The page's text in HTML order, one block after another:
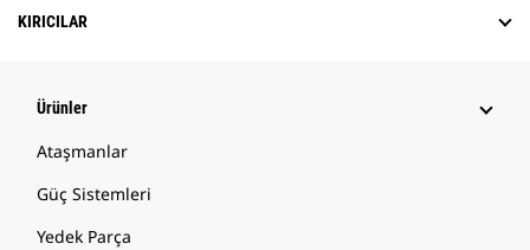
KIRICILAR
Ürünler
Ataşmanlar
Güç Sistemleri
Yedek Parça